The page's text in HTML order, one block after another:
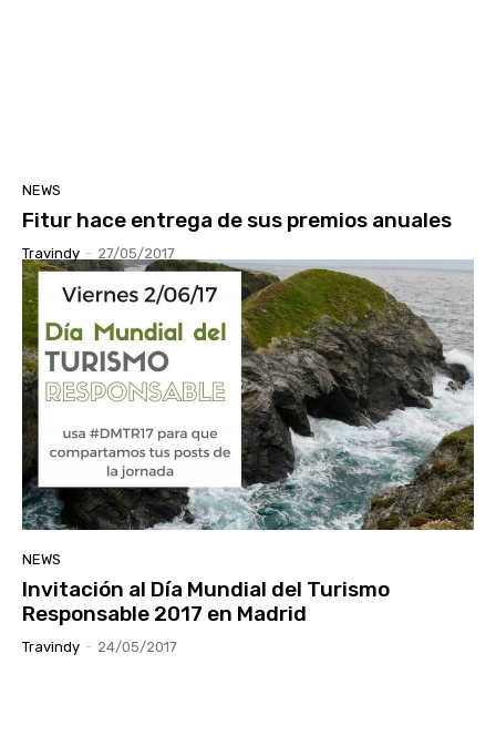
NEWS
Fitur hace entrega de sus premios anuales
Travindy - 27/05/2017
NEWS
Invitación al Día Mundial del Turismo
Responsable 2017 en Madrid
Travindy - 24/05/2017